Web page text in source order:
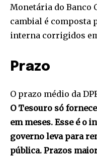
Monetária do Banco
cambial é composta
interna corrigidos
Prazo
O prazo médio da
O Tesouro só
em meses. Esse é o
governo leva para
pública. Prazos